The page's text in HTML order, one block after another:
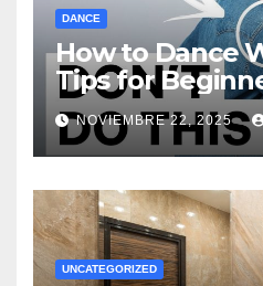
DANCE
How to Dance
Tips for
NOVIEMBRE 22, 2025
UNCATEGORIZED